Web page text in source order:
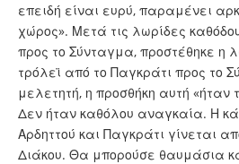
επειδή είναι ευρύ, παραμένει
χώρος». Μετά τις λωρίδες
προς το Σύνταγμα, προστέθηκε η
τρόλεϊ από το Παγκράτι προς το
μελετητή, η προσθήκη αυτή
Δεν ήταν καθόλου αναγκαία. Η
Αρδηττού και Παγκράτι γίνεται
Διάκου. Θα μπορούσε θαυμάσια